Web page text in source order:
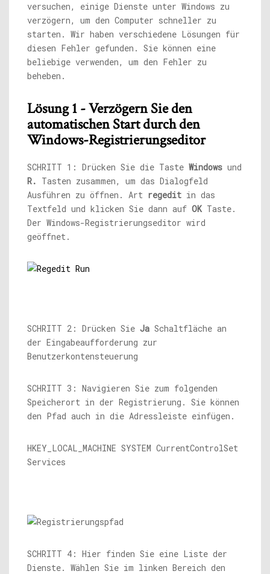
versuchen, einige Dienste unter Windows zu
verzögern, um den Computer schneller zu
starten. Wir haben verschiedene Lösungen für
diesen Fehler gefunden. Sie können eine
beliebige verwenden, um den Fehler zu
beheben.
Lösung 1 - Verzögern Sie den
automatischen Start durch den
Windows-Registrierungseditor
SCHRITT 1: Drücken Sie die Taste Windows und
R. Tasten zusammen, um das Dialogfeld
Ausführen zu öffnen. Art regedit in das
Textfeld und klicken Sie dann auf OKTaste.
Der Windows-Registrierungseditor wird
geöffnet.
SCHRITT 2: Drücken Sie Ja Schaltfläche an
der Eingabeaufforderung zur
Benutzerkontensteuerung
SCHRITT 3: Navigieren Sie zum folgenden
Speicherort in der Registrierung. Sie können
den Pfad auch in die Adressleiste einfügen.
HKEY_LOCAL_MACHINE SYSTEM CurrentControlSet
Services
SCHRITT 4: Hier finden Sie eine Liste der
Dienste. Wählen Sie im linken Bereich den